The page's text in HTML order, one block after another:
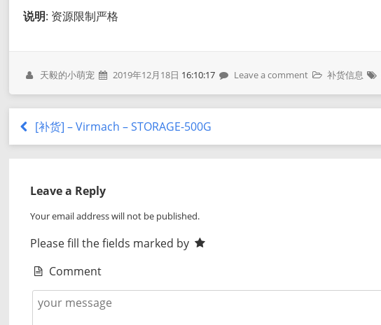
说明: 资源限制严格
天毅的小萌宠 2019年12月18日 16:10:17 Leave a comment 补货信息
[补货] – Virmach – STORAGE-500G
Leave a Reply
Your email address will not be published.
Please fill the fields marked by
Comment